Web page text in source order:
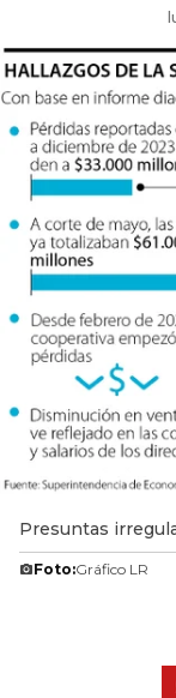
Presuntas
Foto:Gráfico LR